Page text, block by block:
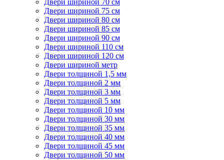
Двери шириной 70 см
Двери шириной 75 см
Двери шириной 80 см
Двери шириной 85 см
Двери шириной 90 см
Двери шириной 110 см
Двери шириной 120 см
Двери шириной метр
Двери толщиной 1,5 мм
Двери толщиной 2 мм
Двери толщиной 3 мм
Двери толщиной 5 мм
Двери толщиной 10 мм
Двери толщиной 30 мм
Двери толщиной 35 мм
Двери толщиной 40 мм
Двери толщиной 45 мм
Двери толщиной 50 мм